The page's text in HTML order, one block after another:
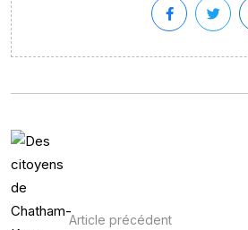
Article précédent